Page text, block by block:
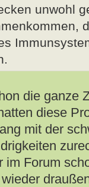
unwohl
die ganze
diese
mit der
im Forum